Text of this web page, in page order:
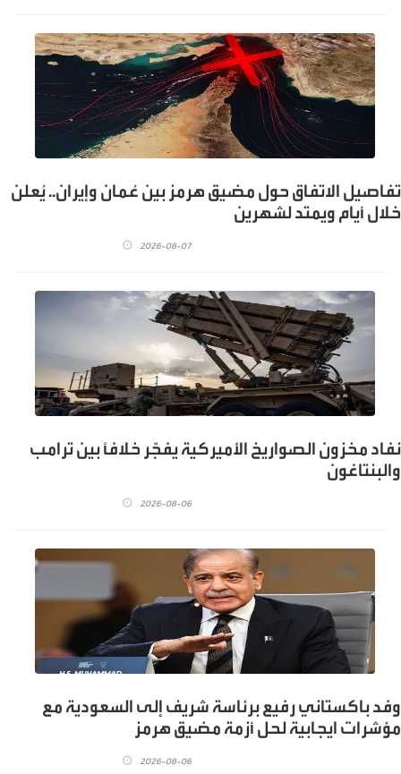
تفاصيل الاتفاق حول مضيق هرمز بين عُمان وإيران.. يُعلن
خلال أيام ويمتد لشهرين
2026-08-07
نفاد مخزون الصواريخ الأميركية يفجّر خلافًا بين ترامب
والبنتاغون
2026-08-06
وفد باكستاني رفيع برئاسة شريف إلى السعودية مع
مؤشرات ايجابية لحل أزمة مضيق هرمز
2026-08-06